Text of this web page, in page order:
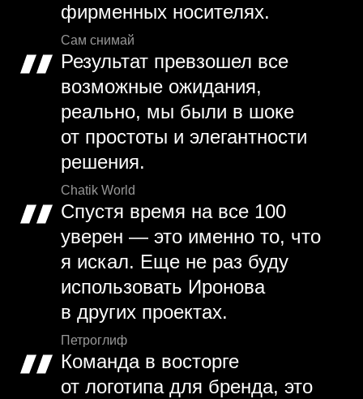
фирменных носителях.
Сам снимай
Результат превзошел все
возможные ожидания,
реально, мы были в шоке
от простоты и элегантности
решения.
Chatik World
Спустя время на все 100
уверен — это именно то, что
я искал. Еще не раз буду
использовать Иронова
в других проектах.
Петроглиф
Команда в восторге
от логотипа для бренда, это